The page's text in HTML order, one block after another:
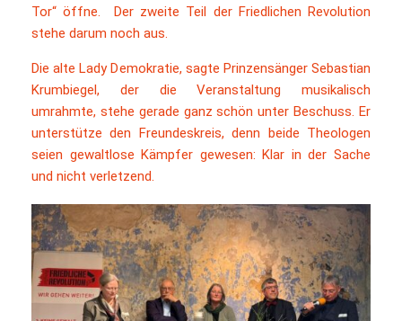
Tor“ öffne. Der zweite Teil der Friedlichen Revolution
stehe darum noch aus.
Die alte Lady Demokratie, sagte Prinzensänger Sebastian
Krumbiegel, der die Veranstaltung musikalisch
umrahmte, stehe gerade ganz schön unter Beschuss. Er
unterstütze den Freundeskreis, denn beide Theologen
seien gewaltlose Kämpfer gewesen: Klar in der Sache
und nicht verletzend.